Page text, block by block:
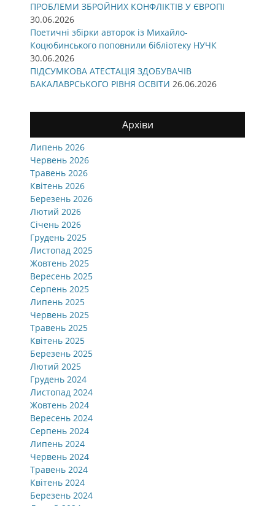
ПРОБЛЕМИ ЗБРОЙНИХ КОНФЛІКТІВ У ЄВРОПІ
30.06.2026
Поетичні збірки авторок із Михайло-
Коцюбинського поповнили бібліотеку НУЧК
30.06.2026
ПІДСУМКОВА АТЕСТАЦІЯ ЗДОБУВАЧІВ
БАКАЛАВРСЬКОГО РІВНЯ ОСВІТИ 26.06.2026
Архіви
Липень 2026
Червень 2026
Травень 2026
Квітень 2026
Березень 2026
Лютий 2026
Січень 2026
Грудень 2025
Листопад 2025
Жовтень 2025
Вересень 2025
Серпень 2025
Липень 2025
Червень 2025
Травень 2025
Квітень 2025
Березень 2025
Лютий 2025
Грудень 2024
Листопад 2024
Жовтень 2024
Вересень 2024
Серпень 2024
Липень 2024
Червень 2024
Травень 2024
Квітень 2024
Березень 2024